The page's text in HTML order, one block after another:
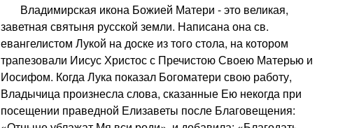
Владимирская икона Божией Матери - это великая,
заветная святыня русской земли. Написана она св.
евангелистом Лукой на доске из того стола, на котором
трапезовали Иисус Христос с Пречистою Своею Матерью и
Иосифом. Когда Лука показал Богоматери свою работу,
Владычица произнесла слова, сказанные Ею некогда при
посещении праведной Елизаветы после Благовещения: